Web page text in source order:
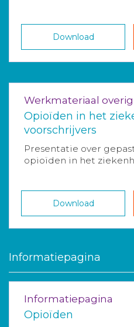
Download
Werkmateriaal overig
Opioïden in het
voorschrijvers
Presentatie over
opioïden in het
Download
Informatiepagina
Informatiepagina
Opioïden